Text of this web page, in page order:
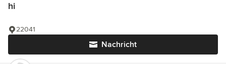
hi
Nachricht
22041